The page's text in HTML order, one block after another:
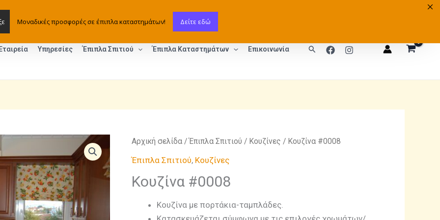
Μοναδικές προσφορές σε έπιπλα καταστημάτων! Δείτε εδώ
Εταιρεία Υπηρεσίες Έπιπλα Σπιτιού Έπιπλα Καταστημάτων Επικοινωνία Αναζήτηση
Αρχική σελίδα/Έπιπλα Σπιτιού / Κουζίνες / Κουζίνα #0008
Έπιπλα Σπιτιού, Κουζίνες
Κουζίνα #0008
Κουζίνα με πορτάκια-ταμπλάδες.